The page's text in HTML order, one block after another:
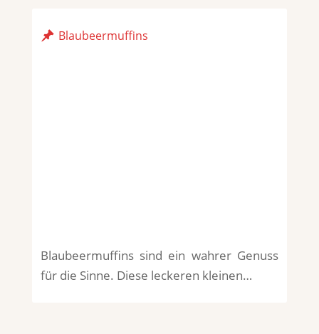
Blaubeermuffins
Blaubeermuffins sind ein wahrer Genuss
für die Sinne. Diese leckeren kleinen…